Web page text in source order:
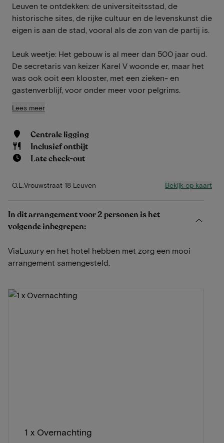
Leuven te ontdekken: de universiteitsstad, de
historische sites, de rijke cultuur en de levenskunst die
eigen is aan de stad, vooral als de zon van de partij is.
Leuk weetje: Het gebouw is al meer dan 500 jaar oud.
De secretaris van keizer Karel V woonde er, maar het
was ook ooit een klooster, met een zieken- en
gastenverblijf, voor onder meer voor pelgrims.
Lees meer
Centrale ligging
Inclusief ontbijt
Late check-out
O.L.Vrouwstraat 18 Leuven Bekijk op kaart
In dit arrangement voor 2 personen is het
volgende inbegrepen:
ViaLuxury en het hotel hebben met zorg een mooi
arrangement samengesteld.
1 x Overnachting